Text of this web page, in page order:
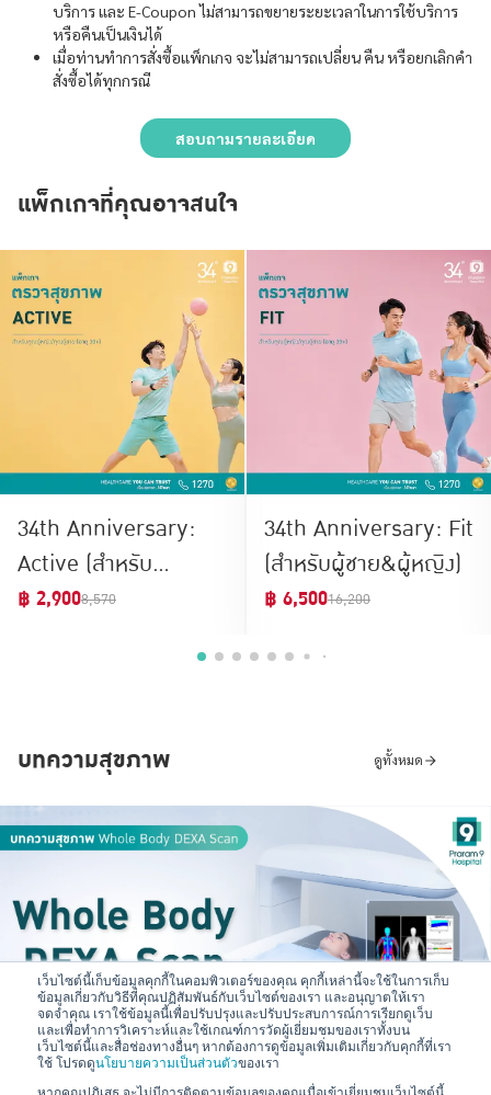
เว็บไซต์นี้เก็บข้อมูลคุกกี้ในคอมพิวเตอร์ของคุณ คุกกี้เหล่านี้จะใช้ในการเก็บ
ข้อมูลเกี่ยวกับวิธีที่คุณปฏิสัมพันธ์กับเว็บไซต์ของเรา และอนุญาตให้เรา
จดจำคุณ เราใช้ข้อมูลนี้เพื่อปรับปรุงและปรับประสบการณ์การเรียกดูเว็บ
และเพื่อทำการวิเคราะห์และใช้เกณฑ์การวัดผู้เยี่ยมชมของเราทั้งบน
เว็บไซต์นี้และสื่อช่องทางอื่นๆ หากต้องการดูข้อมูลเพิ่มเติมเกี่ยวกับคุกกี้ที่เรา
ใช้ โปรดดูนโยบายความเป็นส่วนตัวของเรา
หากคุณปฏิเสธ จะไม่มีการติดตามข้อมูลของคุณเมื่อเข้าเยี่ยมชมเว็บไซต์นี้
บริการ และ E-Coupon ไม่สามารถขยายระยะเวลาในการใช้บริการ
หรือคืนเป็นเงินได้
เมื่อท่านทำการสั่งซื้อแพ็กเกจ จะไม่สามารถเปลี่ยน คืน หรือยกเลิกคำ
สั่งซื้อได้ทุกกรณี
สอบถามรายละเอียด
แพ็กเกจที่คุณอาจสนใจ
34th Anniversary:
Active (สำหรับ
ผู้ชาย&ผู้หญิง)
฿ 2,9008,570
34th Anniversary: Fit
(สำหรับผู้ชาย&ผู้หญิง)
฿ 6,50016,200
บทความสุขภาพ ดูทั้งหมด
2026-08-03
Whole Body DEXA Scan คืออะไร? ตรวจวิเคราะห์องค์ประกอบ
ร่างกายและมวลกระดูกได้ในครั้งเดียว